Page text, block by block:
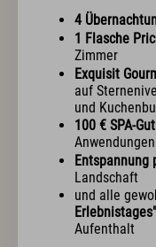
Exquisite Angebote
Inklusivleistungen
Allgäu Walser Pass
Exquisit Business -
Kulinarik & Genuss
Frühstück im Hotel
Mittag & mehr
Kulinarischer Abend
Bar & Weinkeller
Feiern & Hochzeiten
4
1 Flasche
Zimmer
Exquisit
auf
und
100 € SPA-
Entspannung
Landschaft
und alle
Erlebnistages"
Aufenthalt